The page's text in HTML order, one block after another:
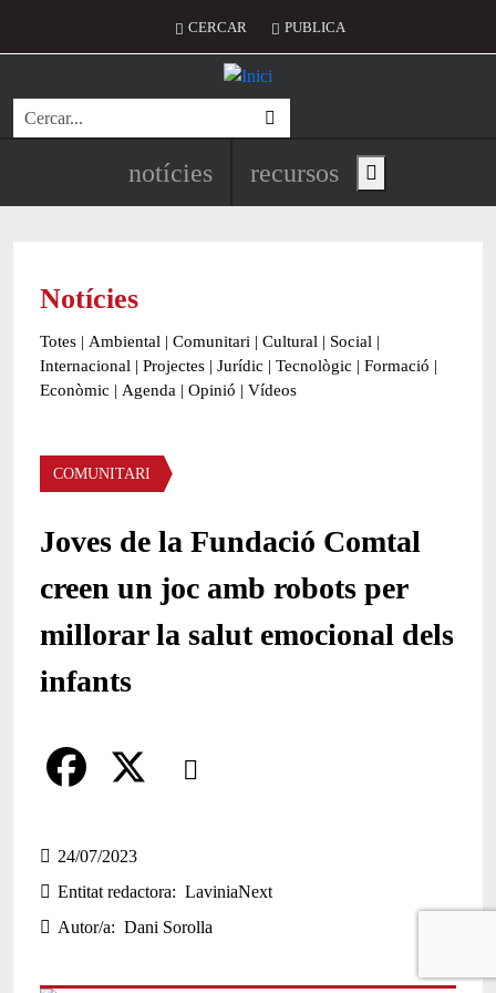
Menú del compte d'usuari
CERCAR PUBLICA
Cerca
Navegació principal de
notícies recursos Show main menu
Notícies
Totes | Ambiental | Comunitari | Cultural | Social |
Internacional | Projectes | Jurídic | Tecnològic | Formació |
Econòmic | Agenda | Opinió | Vídeos
Àmbit de la notícia
COMUNITARI
Joves de la Fundació Comtal
creen un joc amb robots per
millorar la salut emocional dels
infants
Comparteix
a
c
e
24/07/2023
Entitat redactora
LaviniaNext
Autor/a
Dani Sorolla